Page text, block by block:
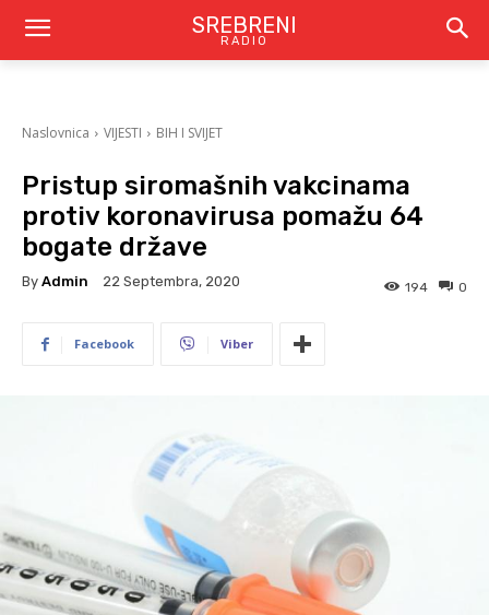
SREBRENI
RADIO
Naslovnica VIJESTI BIH I SVIJET
Pristup siromašnih vakcinama
protiv koronavirusa pomažu 64
bogate države
By Admin 22 Septembra, 2020 0
194
Facebook Viber